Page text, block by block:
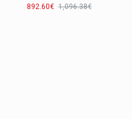
892.60€ 1,096.38€